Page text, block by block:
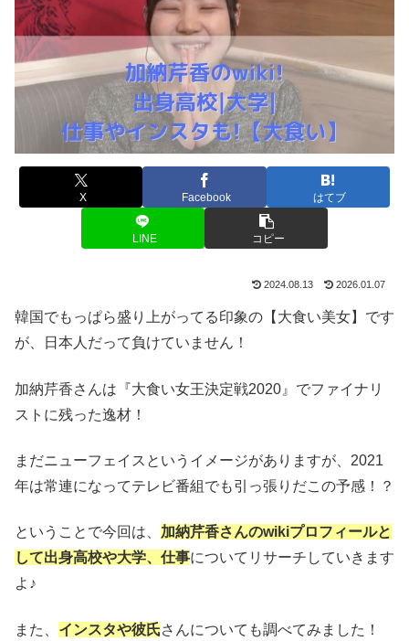
X Facebook はてブ
LINE コピー
2024.08.13 2026.01.07
韓国でもっぱら盛り上がってる印象の【大食い美女】です
が、日本人だって負けていません！
加納芹香さんは『大食い女王決定戦2020』でファイナリ
ストに残った逸材！
まだニューフェイスというイメージがありますが、2021
年は常連になってテレビ番組でも引っ張りだこの予感！？
ということで今回は、 加納芹香さんのwikiプロフィールと
して出身高校や大学、仕事についてリサーチしていきます
よ♪
また、 インスタや彼氏さんについても調べてみました！